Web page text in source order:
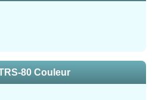
80 Couleur